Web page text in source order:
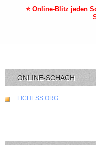
⭐ Online-Blitz jeden
ONLINE-SCHACH
LICHESS.ORG